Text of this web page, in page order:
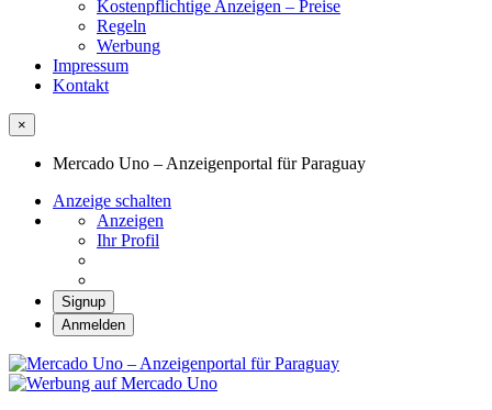
Kostenpflichtige Anzeigen – Preise
Regeln
Werbung
Impressum
Kontakt
×
Mercado Uno – Anzeigenportal für Paraguay
Anzeige schalten
Anzeigen
Ihr Profil
Signup
Anmelden